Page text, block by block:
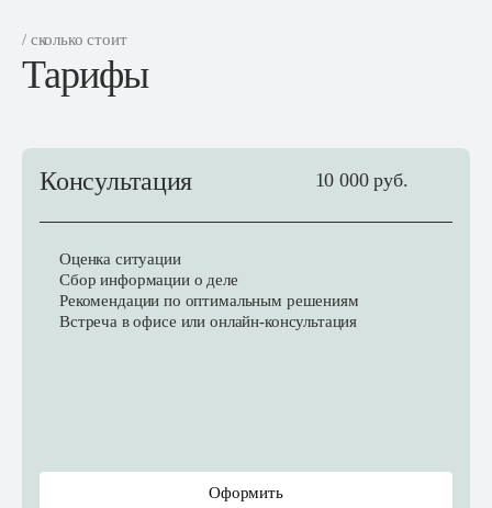
/ сколько стоит
Тарифы
Консультация 10 000 руб.
Оценка ситуации
Сбор информации о деле
Рекомендации по оптимальным решениям
Встреча в офисе или онлайн-консультация
Оформить